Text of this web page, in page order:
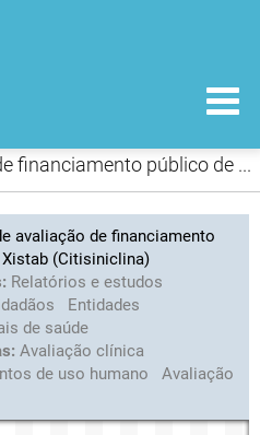
Relatório de avaliação de financiamento público de Xistab (Citisiniclina)
avaliação de financiamento
(Citisiniclina)
Relatórios e estudos
Entidades
de saúde
Avaliação clínica
de uso humano
Avaliação